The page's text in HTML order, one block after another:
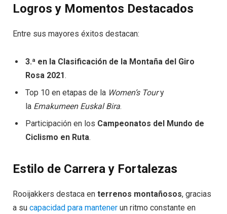
Logros y Momentos Destacados
Entre sus mayores éxitos destacan:
3.ª en la Clasificación de la Montaña del Giro
Rosa 2021.
Top 10 en etapas de la Women’s Toury
la Emakumeen Euskal Bira.
Participación en los Campeonatos del Mundo de
Ciclismo en Ruta.
Estilo de Carrera y Fortalezas
Rooijakkers destaca en terrenos montañosos, gracias
a su capacidad para mantener un ritmo constante en